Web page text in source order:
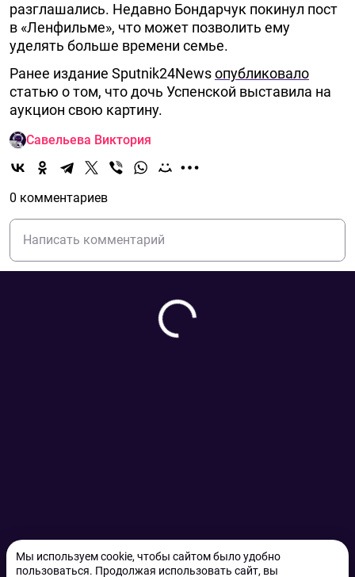
Мы используем cookie, чтобы сайтом было удобно
пользоваться. Продолжая использовать сайт, вы
разглашались. Недавно Бондарчук покинул пост
в «Ленфильме», что может позволить ему
уделять больше времени семье.
Ранее издание Sputnik24Newsопубликовало
статью о том, что дочь Успенской выставила на
аукцион свою картину.
Савельева Виктория
0 комментариев